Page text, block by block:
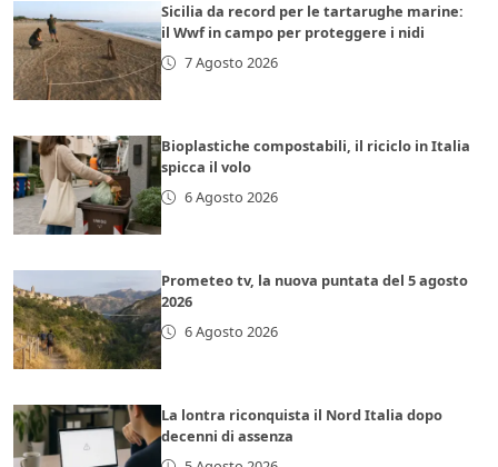
Sicilia da record per le tartarughe marine:
il Wwf in campo per proteggere i nidi
7 Agosto 2026
Bioplastiche compostabili, il riciclo in Italia
spicca il volo
6 Agosto 2026
Prometeo tv, la nuova puntata del 5 agosto
2026
6 Agosto 2026
La lontra riconquista il Nord Italia dopo
decenni di assenza